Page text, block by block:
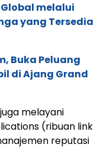
melalui
yang Tersedia
Buka Peluang
di Ajang Grand
melayani
(ribuan link
reputasi